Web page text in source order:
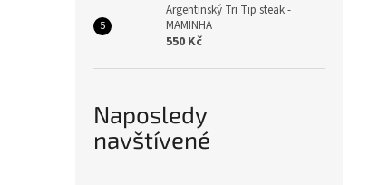
Argentinský Tri Tip steak -
MAMINHA
550 Kč
Naposledy
navštívené